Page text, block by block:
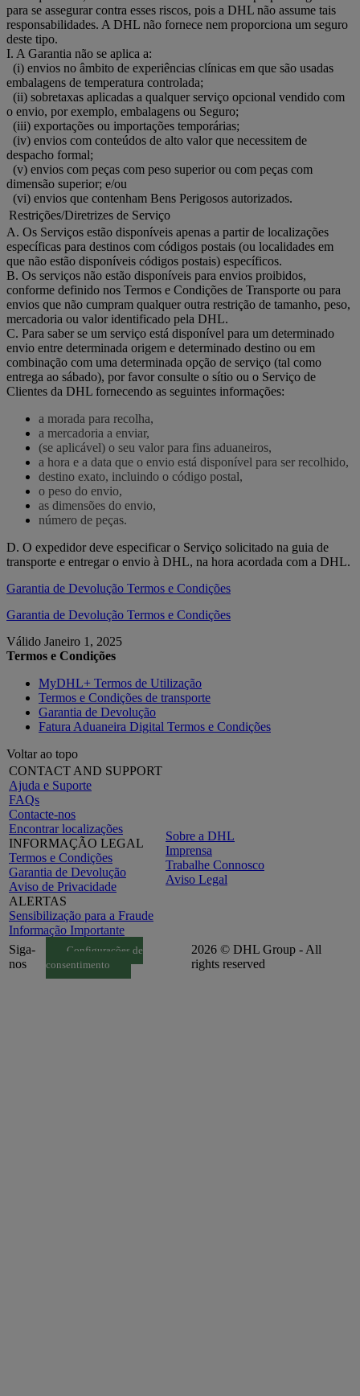
para se assegurar contra esses riscos, pois a DHL não assume tais
responsabilidades. A DHL não fornece nem proporciona um seguro
deste tipo.
I. A Garantia não se aplica a:
(i) envios no âmbito de experiências clínicas em que são usadas
embalagens de temperatura controlada;
(ii) sobretaxas aplicadas a qualquer serviço opcional vendido com
o envio, por exemplo, embalagens ou Seguro;
(iii) exportações ou importações temporárias;
(iv) envios com conteúdos de alto valor que necessitem de
despacho formal;
(v) envios com peças com peso superior ou com peças com
dimensão superior; e/ou
(vi) envios que contenham Bens Perigosos autorizados.
Restrições/Diretrizes de Serviço
A. Os Serviços estão disponíveis apenas a partir de localizações
específicas para destinos com códigos postais (ou localidades em
que não estão disponíveis códigos postais) específicos.
B. Os serviços não estão disponíveis para envios proibidos,
conforme definido nos Termos e Condições de Transporte ou para
envios que não cumpram qualquer outra restrição de tamanho, peso,
mercadoria ou valor identificado pela DHL.
C. Para saber se um serviço está disponível para um determinado
envio entre determinada origem e determinado destino ou em
combinação com uma determinada opção de serviço (tal como
entrega ao sábado), por favor consulte o sítio ou o Serviço de
Clientes da DHL fornecendo as seguintes informações:
a morada para recolha,
a mercadoria a enviar,
(se aplicável) o seu valor para fins aduaneiros,
a hora e a data que o envio está disponível para ser recolhido,
destino exato, incluindo o código postal,
o peso do envio,
as dimensões do envio,
número de peças.
D. O expedidor deve especificar o Serviço solicitado na guia de
transporte e entregar o envio à DHL, na hora acordada com a DHL.
Garantia de Devolução Termos e Condições
Garantia de Devolução Termos e Condições
Válido Janeiro 1, 2025
Termos e Condições
MyDHL+ Termos de Utilização
Termos e Condições de transporte
Garantia de Devolução
Fatura Aduaneira Digital Termos e Condições
Voltar ao topo
CONTACT AND SUPPORT
Ajuda e Suporte
FAQs
Contacte-nos
Encontrar localizações
INFORMAÇÃO LEGAL
Termos e Condições
Garantia de Devolução
Aviso de Privacidade
ALERTAS
Sensibilização para a Fraude
Informação Importante
Sobre a DHL
Imprensa
Trabalhe Connosco
Aviso Legal
Siga-
nos
Configurações de
consentimento
2026 © DHL Group - All
rights reserved